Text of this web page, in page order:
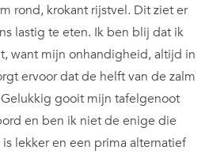
rond, krokant rijstvel. Dit ziet er
lastig te eten. Ik ben blij dat ik
want mijn onhandigheid, altijd in
ervoor dat de helft van de zalm
gooit mijn tafelgenoot
en ben ik niet de enige die
lekker en een prima alternatief